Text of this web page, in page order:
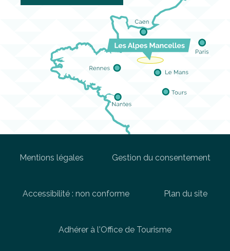
Mentions légales Gestion du consentement
Accessibilité : non conforme Plan du site
Adhérer à l'Office de Tourisme